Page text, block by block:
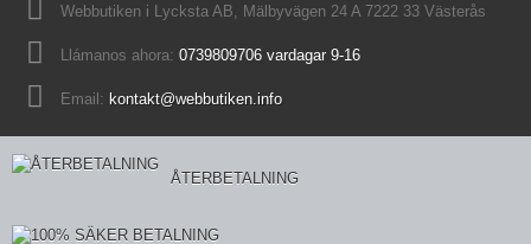
Webbutiken i Lycksta AB, Mälbyvägen 24 A 7222 33 Västerås
Llámanos ahora: 0739809706 vardagar 9-16
Email: kontakt@webbutiken.info
ÅTERBETALNING